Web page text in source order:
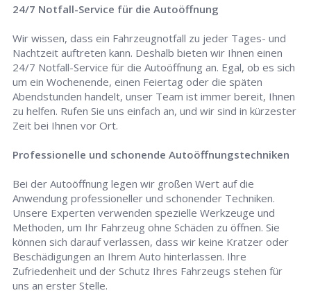
24/7 Notfall-Service für die Autoöffnung
Wir wissen, dass ein Fahrzeugnotfall zu jeder Tages- und
Nachtzeit auftreten kann. Deshalb bieten wir Ihnen einen
24/7 Notfall-Service für die Autoöffnung an. Egal, ob es sich
um ein Wochenende, einen Feiertag oder die späten
Abendstunden handelt, unser Team ist immer bereit, Ihnen
zu helfen. Rufen Sie uns einfach an, und wir sind in kürzester
Zeit bei Ihnen vor Ort.
Professionelle und schonende Autoöffnungstechniken
Bei der Autoöffnung legen wir großen Wert auf die
Anwendung professioneller und schonender Techniken.
Unsere Experten verwenden spezielle Werkzeuge und
Methoden, um Ihr Fahrzeug ohne Schäden zu öffnen. Sie
können sich darauf verlassen, dass wir keine Kratzer oder
Beschädigungen an Ihrem Auto hinterlassen. Ihre
Zufriedenheit und der Schutz Ihres Fahrzeugs stehen für
uns an erster Stelle.